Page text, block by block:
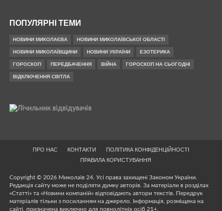
ПОПУЛЯРНІ ТЕМИ
НОВИНИ МИКОЛАЄВА НОВИНИ МИКОЛАЇВСЬКОЇ ОБЛАСТІ
НОВИНИ МИКОЛАЇВЩИНИ НОВИНИ УКРАЇНИ ЕЗОТЕРИКА
ГОРОСКОП ПЕРЕДБАЧЕННЯ ВІЙНА ГОРОСКОП НА СЬОГОДНІ
ВІДКЛЮЧЕННЯ СВІТЛА
ПРО НАС КОНТАКТИ
ПОЛІТИКА КОНФІДЕНЦІЙНОСТІ
ПРАВИЛА КОРИСТУВАННЯ
Copyright © 2026 Миколаїв 24. Усі права захищені Законом України.
Редакція сайту може не поділяти думку авторів. За матеріали в розділах
«Статті» та «Новини компаній» відповідають автори текстів. Передрук
матеріалів тільки з посиланням на джерело. Інформація, розміщена на
сайті, призначена виключно для повнолітніх осіб 21+.